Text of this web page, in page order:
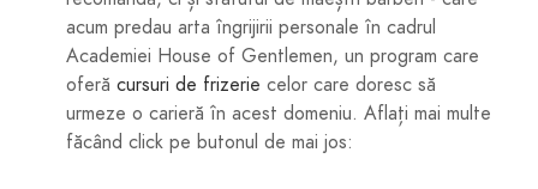
acum predau arta îngrijirii personale în cadrul
Academiei House of Gentlemen, un program care
oferă cursuri de frizerie celor care doresc să
urmeze o carieră în acest domeniu. Aflați mai multe
făcând click pe butonul de mai jos: